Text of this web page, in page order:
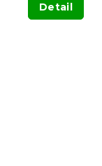
Detail